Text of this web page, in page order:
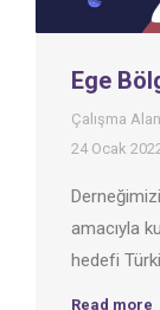
Ege
Çalışma
24 Ocak
amacıyla
hedefi
Read more